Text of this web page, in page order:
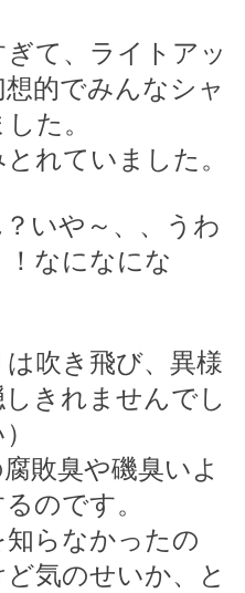
て、ライトアッ
的でみんなシャ
た。
れていました。
いや～、、うわ
なになにな
吹き飛び、異様
きれませんでし
敗臭や磯臭いよ
のです。
らなかったの
気のせいか、と